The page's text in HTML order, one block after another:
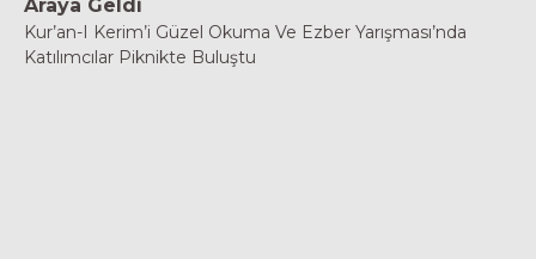
Araya Geldi
Kur’an-I Kerim’i Güzel Okuma Ve Ezber Yarışması’nda
Katılımcılar Piknikte Buluştu